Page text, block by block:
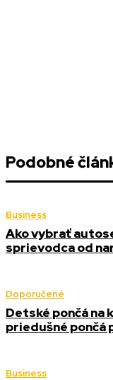
Podobné
Business
Ako vybrať
sprievodca od
Doporučené
Detské pončá na
priedušné pončá
Business